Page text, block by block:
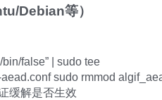
Debian等）
false” | sudo tee
sudo rmmod
缓解是否生效